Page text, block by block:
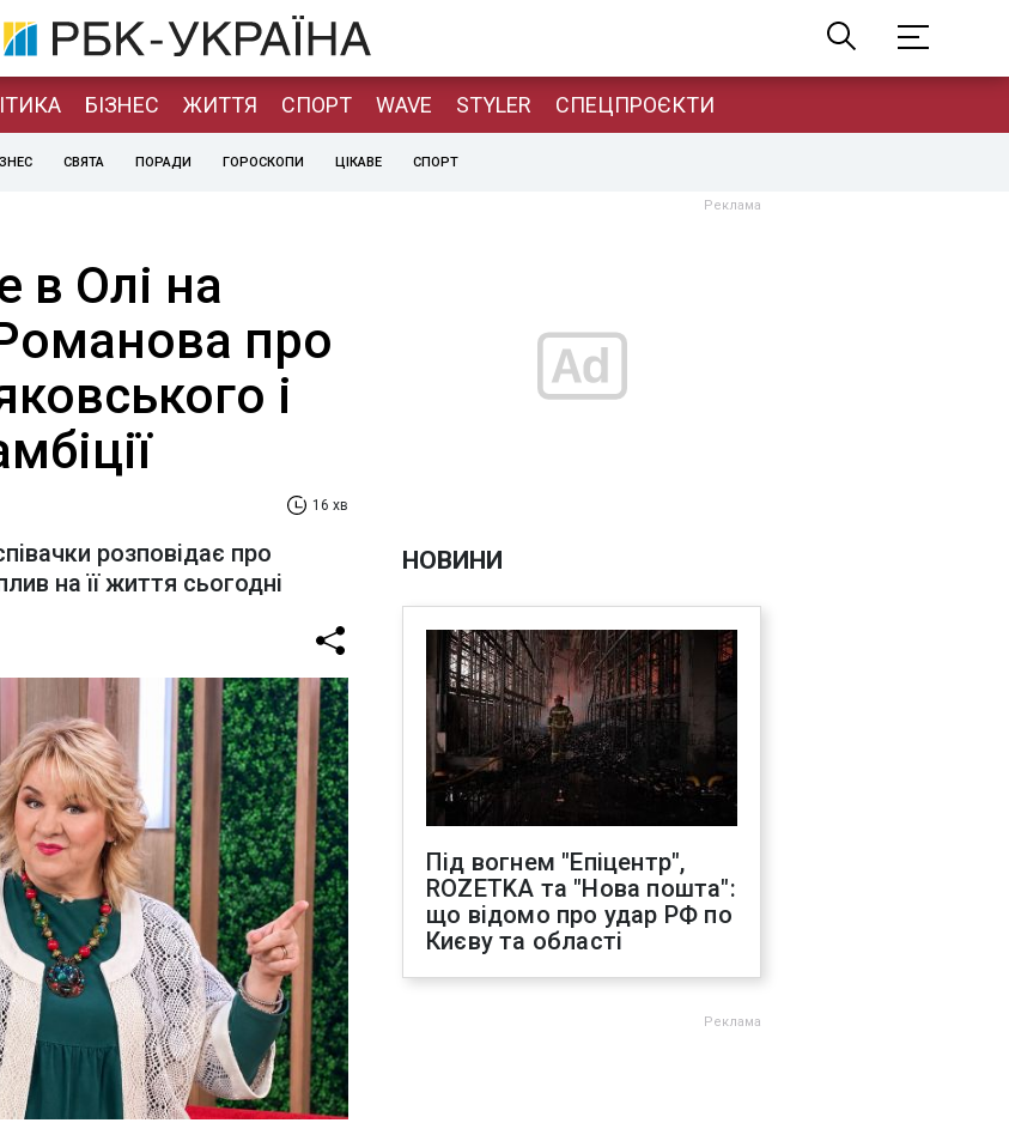
БІЗНЕС ЖИТТЯ СПОРТ WAVE STYLER СПЕЦПРОЄКТИ
СВЯТА ПОРАДИ ГОРОСКОПИ ЦІКАВЕ СПОРТ
в Олі на
про
і
16 хв
розповідає про
на її життя сьогодні
НОВИНИ
Під вогнем "Епіцентр",
ROZETKA та "Нова пошта":
що відомо про удар РФ по
Києву та області